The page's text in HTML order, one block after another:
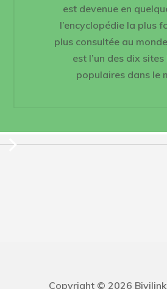
est devenue en
l’encyclopédie la plus
plus consultée au
est l’un des dix
populaires dans le
Copyright © 2026 Bivilink